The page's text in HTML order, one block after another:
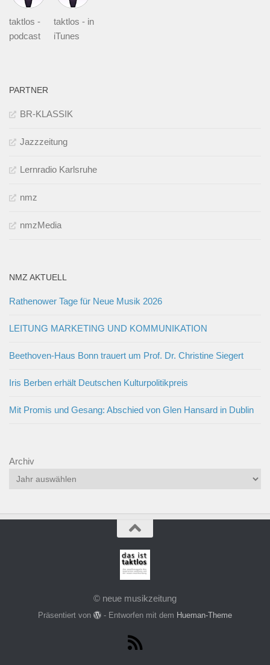
taktlos -
podcast
taktlos - in
iTunes
PARTNER
BR-KLASSIK
Jazzzeitung
Lernradio Karlsruhe
nmz
nmzMedia
NMZ AKTUELL
Rathenower Tage für Neue Musik 2026
LEITUNG MARKETING UND KOMMUNIKATION
Beethoven-Haus Bonn trauert um Prof. Dr. Christine Siegert
Iris Berben erhält Deutschen Kulturpolitikpreis
Mit Promis und Gesang: Abschied von Glen Hansard in Dublin
Archiv
© neue musikzeitung
Präsentiert von - Entworfen mit dem Hueman-Theme